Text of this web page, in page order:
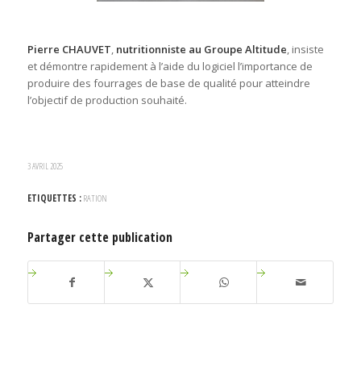
Pierre CHAUVET, nutritionniste au Groupe Altitude, insiste
et démontre rapidement à l’aide du logiciel l’importance de
produire des fourrages de base de qualité pour atteindre
l’objectif de production souhaité.
3 AVRIL 2025
ETIQUETTES : RATION
Partager cette publication